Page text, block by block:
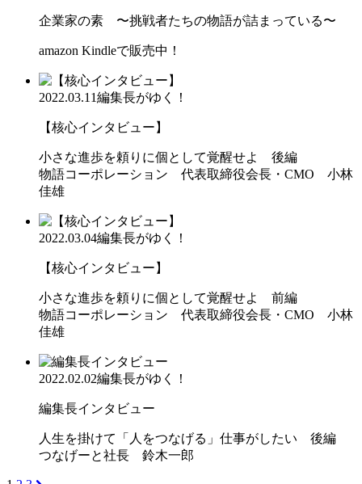
企業家の素 〜挑戦者たちの物語が詰まっている〜
amazon Kindleで販売中！
2022.03.11編集長がゆく！
【核心インタビュー】
小さな進歩を頼りに個として覚醒せよ 後編
物語コーポレーション 代表取締役会長・CMO 小林
佳雄
2022.03.04編集長がゆく！
【核心インタビュー】
小さな進歩を頼りに個として覚醒せよ 前編
物語コーポレーション 代表取締役会長・CMO 小林
佳雄
2022.02.02編集長がゆく！
編集長インタビュー
人生を掛けて「人をつなげる」仕事がしたい 後編
つなげーと社長 鈴木一郎